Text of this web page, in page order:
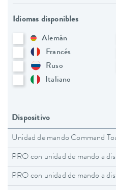
Idiomas disponibles
Alemán
Francés
Ruso
Italiano
Dispositivo
Unidad de mando Command
PRO con unidad de mando a
PRO con unidad de mando a